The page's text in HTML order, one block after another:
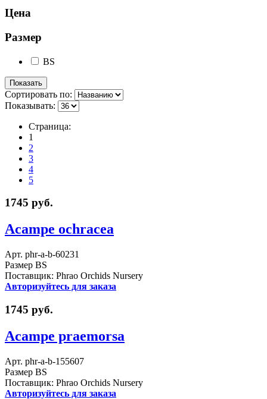
Цена
Размер
BS
Сортировать по:
Показывать:
Страница:
1
2
3
4
5
1745 руб.
Acampe ochracea
Арт. phr-a-b-60231
Размер BS
Поставщик: Phrao Orchids Nursery
Авторизуйтесь для заказа
1745 руб.
Acampe praemorsa
Арт. phr-a-b-155607
Размер BS
Поставщик: Phrao Orchids Nursery
Авторизуйтесь для заказа